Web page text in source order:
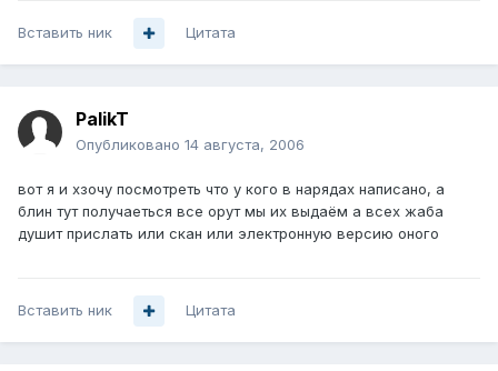
Вставить ник Цитата
PalikT
Опубликовано 14 августа, 2006
вот я и хзочу посмотреть что у кого в нарядах написано, а
блин тут получаеться все орут мы их выдаём а всех жаба
душит прислать или скан или электронную версию оного
Вставить ник Цитата